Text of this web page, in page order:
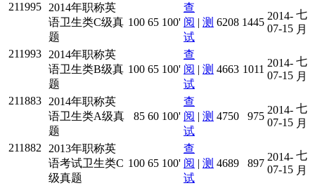
211995
2014年职称英
语卫生类C级真
题
100 65 100'
查
阅 | 测
试
6208 1445
2014-
07-15
七
月
211993
2014年职称英
语卫生类B级真
题
100 65 100'
查
阅 | 测
试
4663 1011
2014-
07-15
七
月
211883
2014年职称英
语卫生类A级真
题
85 60 100'
查
阅 | 测
试
4750 975
2014-
07-15
七
月
211882
2013年职称英
语考试卫生类C
级真题
100 65 100'
查
阅 | 测
试
4689 897
2014-
07-15
七
月